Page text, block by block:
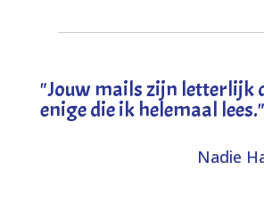
"Jouw mails zijn letterlijk
enige die ik helemaal lees."
Nadie